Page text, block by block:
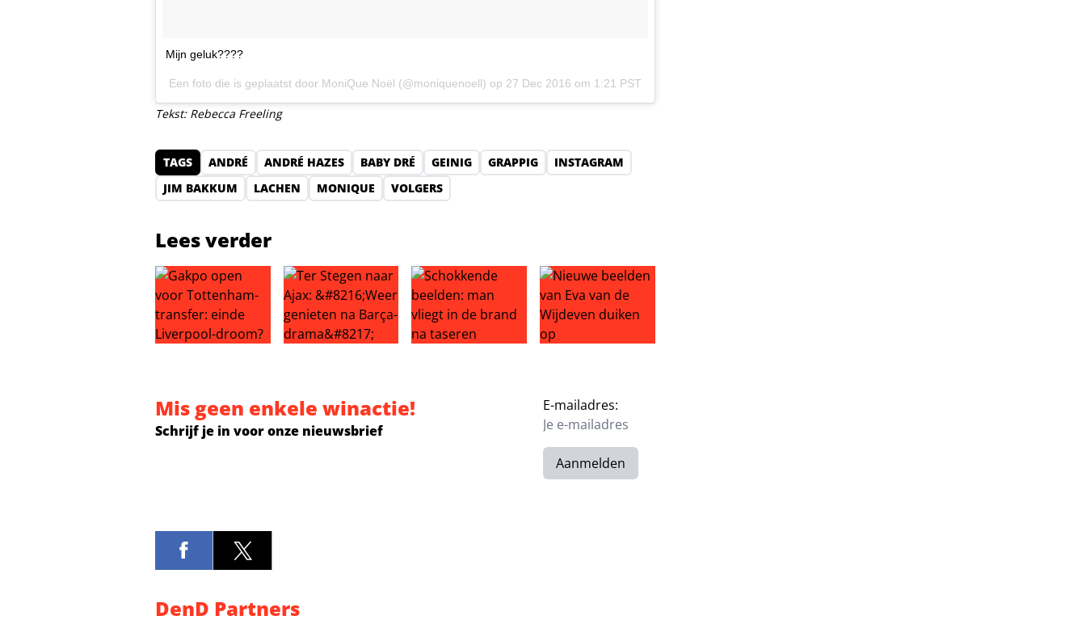
Mijn geluk????
Een foto die is geplaatst door MoniQue Noël (@moniquenoell) op 27 Dec 2016 om 1:21 PST
Tekst: Rebecca Freeling
TAGS ANDRÉ ANDRÉ HAZES BABY DRÉ GEINIG GRAPPIG
INSTAGRAM
JIM BAKKUM
LACHEN MONIQUE VOLGERS
Lees verder
Mis geen enkele winactie!
Schrijf je in voor onze nieuwsbrief
E-mailadres:
Aanmelden
DenD Partners